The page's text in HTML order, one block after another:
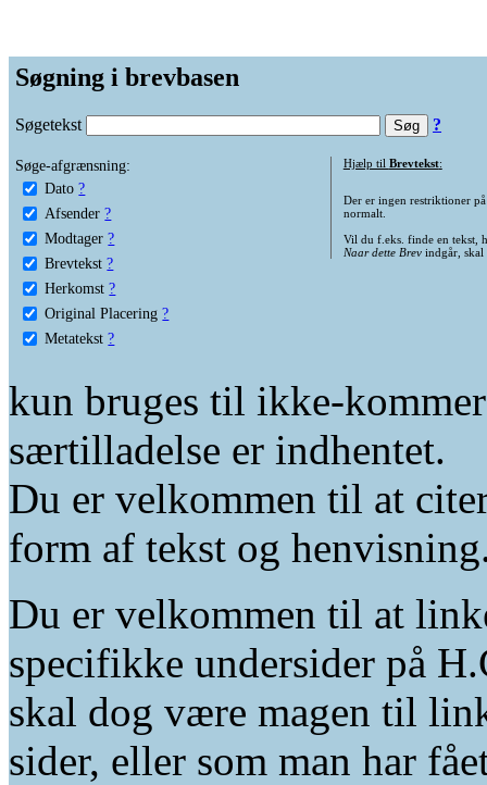
Søgning i brevbasen
Søgetekst ?
Søge-afgrænsning:
Dato ?
Afsender ?
Modtager ?
Brevtekst ?
Herkomst ?
Original Placering ?
Metatekst ?
Hjælp til Brevtekst:
Der er ingen restriktioner
normalt.
Vil du f.eks. finde en tekst,
Naar dette Brevindgår, skal
kun bruges til ikke-
særtilladelse er indhentet.
Du er velkommen til at
form af tekst og
Du er velkommen til at
specifikke undersider på
skal dog være magen til
sider, eller som man har